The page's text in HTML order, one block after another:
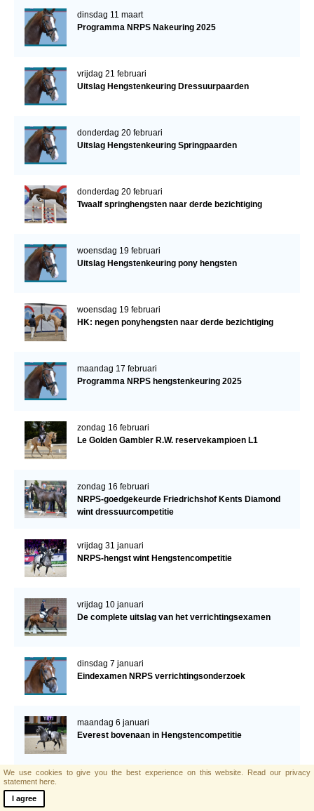
dinsdag 11 maart
Programma NRPS Nakeuring 2025
vrijdag 21 februari
Uitslag Hengstenkeuring Dressuurpaarden
donderdag 20 februari
Uitslag Hengstenkeuring Springpaarden
donderdag 20 februari
Twaalf springhengsten naar derde bezichtiging
woensdag 19 februari
Uitslag Hengstenkeuring pony hengsten
woensdag 19 februari
HK: negen ponyhengsten naar derde bezichtiging
maandag 17 februari
Programma NRPS hengstenkeuring 2025
zondag 16 februari
Le Golden Gambler R.W. reservekampioen L1
zondag 16 februari
NRPS-goedgekeurde Friedrichshof Kents Diamond
wint dressuurcompetitie
vrijdag 31 januari
NRPS-hengst wint Hengstencompetitie
vrijdag 10 januari
De complete uitslag van het verrichtingsexamen
dinsdag 7 januari
Eindexamen NRPS verrichtingsonderzoek
maandag 6 januari
Everest bovenaan in Hengstencompetitie
We use cookies to give you the best experience on this website. Read our privacy
statement here.
I agree